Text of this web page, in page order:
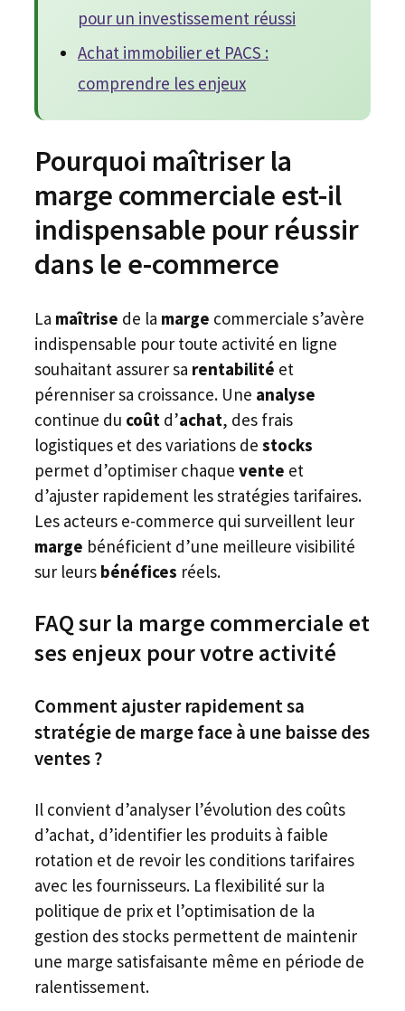
pour un investissement réussi
Achat immobilier et PACS :
comprendre les enjeux
Pourquoi maîtriser la
marge commerciale est-il
indispensable pour réussir
dans le e-commerce
La maîtrise de la marge commerciale s’avère
indispensable pour toute activité en ligne
souhaitant assurer sa rentabilité et
pérenniser sa croissance. Une analyse
continue du coût d’achat, des frais
logistiques et des variations de stocks
permet d’optimiser chaque vente et
d’ajuster rapidement les stratégies tarifaires.
Les acteurs e-commerce qui surveillent leur
marge bénéficient d’une meilleure visibilité
sur leurs bénéfices réels.
FAQ sur la marge commerciale et
ses enjeux pour votre activité
Comment ajuster rapidement sa
stratégie de marge face à une baisse des
ventes ?
Il convient d’analyser l’évolution des coûts
d’achat, d’identifier les produits à faible
rotation et de revoir les conditions tarifaires
avec les fournisseurs. La flexibilité sur la
politique de prix et l’optimisation de la
gestion des stocks permettent de maintenir
une marge satisfaisante même en période de
ralentissement.